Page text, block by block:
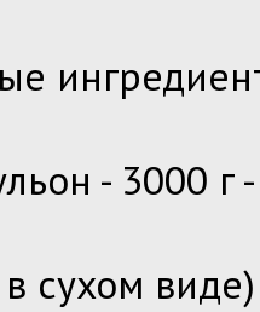
- 3000 г
сухом